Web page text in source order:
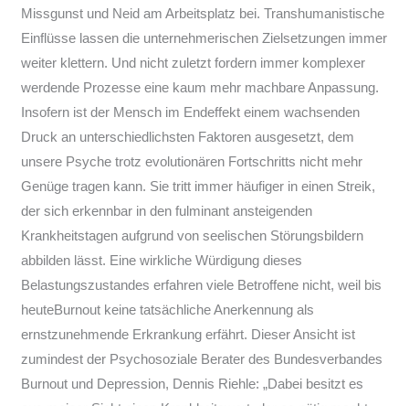
Missgunst und Neid am Arbeitsplatz bei. Transhumanistische
Einflüsse lassen die unternehmerischen Zielsetzungen immer
weiter klettern. Und nicht zuletzt fordern immer komplexer
werdende Prozesse eine kaum mehr machbare Anpassung.
Insofern ist der Mensch im Endeffekt einem wachsenden
Druck an unterschiedlichsten Faktoren ausgesetzt, dem
unsere Psyche trotz evolutionären Fortschritts nicht mehr
Genüge tragen kann. Sie tritt immer häufiger in einen Streik,
der sich erkennbar in den fulminant ansteigenden
Krankheitstagen aufgrund von seelischen Störungsbildern
abbilden lässt. Eine wirkliche Würdigung dieses
Belastungszustandes erfahren viele Betroffene nicht, weil bis
heuteBurnout keine tatsächliche Anerkennung als
ernstzunehmende Erkrankung erfährt. Dieser Ansicht ist
zumindest der Psychosoziale Berater des Bundesverbandes
Burnout und Depression, Dennis Riehle: „Dabei besitzt es